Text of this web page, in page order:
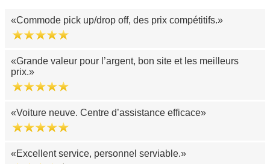
Commode pick up/drop off, des prix compétitifs.
Grande valeur pour l’argent, bon site et les meilleurs
prix.
Voiture neuve. Centre d’assistance efficace
Excellent service, personnel serviable.